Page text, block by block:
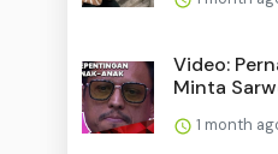
Video:
Minta
1 month